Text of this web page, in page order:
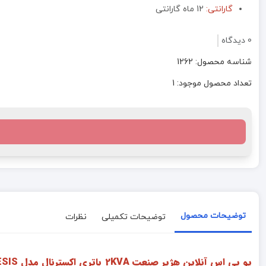
گارانتی: 12 ماه گارانتی
0 دیدگاه
شناسه محصول: 1262
تعداد محصول موجود: 1
توضیحات محصول توضیحات تکمیلی نظرات
یو پی اس آنلاین هژیر صنعت 2KVA باتری اکسترنال مدل GENESIS :